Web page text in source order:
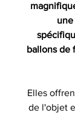
ballons de
Elles
de l'objet